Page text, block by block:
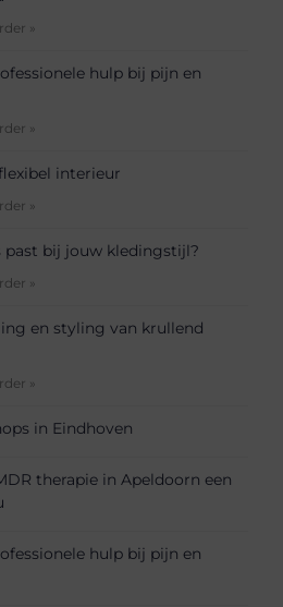
»
hulp bij pijn en
»
interieur
»
past bij jouw kledingstijl?
»
en styling van krullend
»
in Eindhoven
therapie in Apeldoorn een
hulp bij pijn en